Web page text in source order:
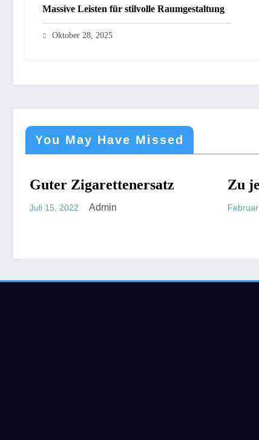
Massive Leisten für stilvolle Raumgestaltung
Oktober 28, 2025
You May Have Missed
Admin
NICHT KATEGORISIERT
Zu jeder Zeit
Admin